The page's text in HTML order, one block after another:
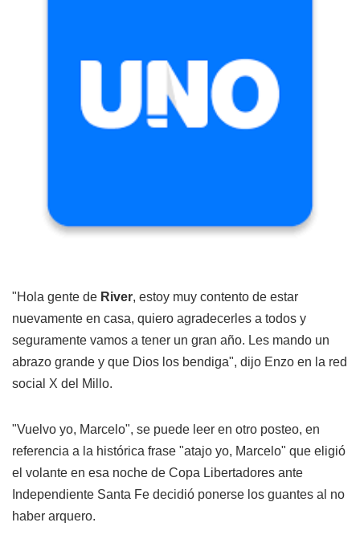
"Hola gente de River, estoy muy contento de estar
nuevamente en casa, quiero agradecerles a todos y
seguramente vamos a tener un gran año. Les mando un
abrazo grande y que Dios los bendiga", dijo Enzo en la red
social X del Millo.
"Vuelvo yo, Marcelo", se puede leer en otro posteo, en
referencia a la histórica frase "atajo yo, Marcelo" que eligió
el volante en esa noche de Copa Libertadores ante
Independiente Santa Fe decidió ponerse los guantes al no
haber arquero.